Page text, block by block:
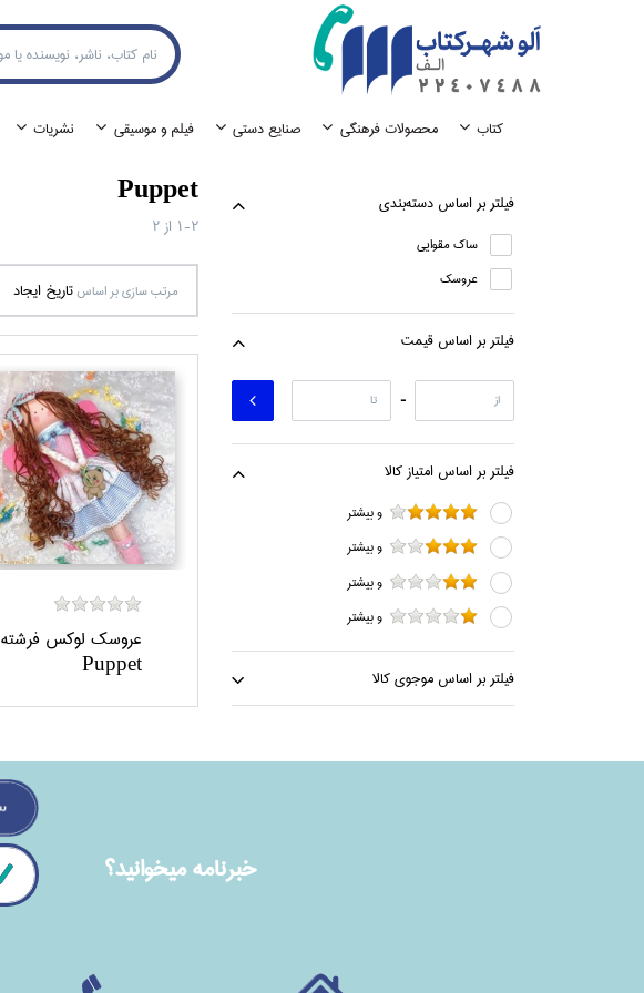
كتاب محصولات فرهنگي صنايع دستي فيلم و موسيقي نشريات
فيلتر بر اساس دسته‌بندي
ساك مقوايي
عروسك
فيلتر بر اساس قيمت
-
فيلتر بر اساس امتياز كالا
و بيشتر
و بيشتر
و بيشتر
و بيشتر
فيلتر بر اساس موجوي كالا
Puppet
1-2 از 2
مرتب سازي بر اساس تاريخ ايجاد
عروسك لوكس فرشته
Puppet
خبرنامه ميخوانيد؟